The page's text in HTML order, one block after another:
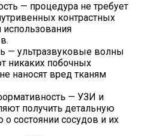
— процедура не требует
контрастных
— ультразвуковые волны
никаких побочных
наносят вред тканям
— УЗИ и
получить детальную
состоянии сосудов и их